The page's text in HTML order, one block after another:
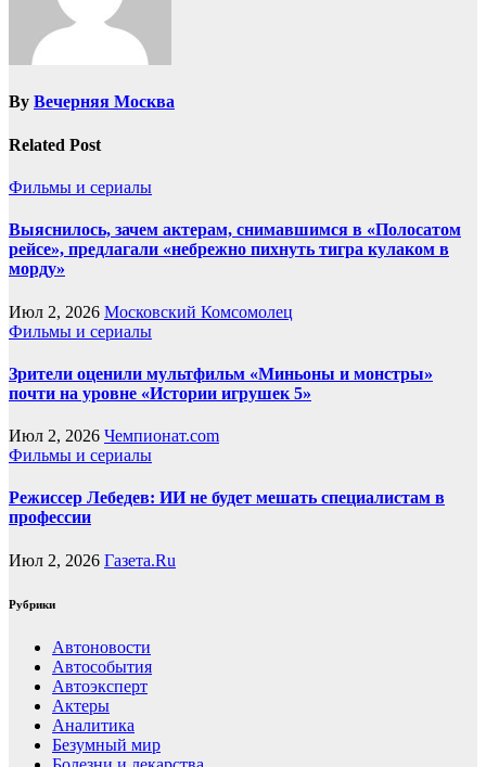
By Вечерняя Москва
Related Post
Фильмы и сериалы
Выяснилось, зачем актерам, снимавшимся в «Полосатом
рейсе», предлагали «небрежно пихнуть тигра кулаком в
морду»
Июл 2, 2026 Московский Комсомолец
Фильмы и сериалы
Зрители оценили мультфильм «Миньоны и монстры»
почти на уровне «Истории игрушек 5»
Июл 2, 2026 Чемпионат.com
Фильмы и сериалы
Режиссер Лебедев: ИИ не будет мешать специалистам в
профессии
Июл 2, 2026 Газета.Ru
Рубрики
Автоновости
Автособытия
Автоэксперт
Актеры
Аналитика
Безумный мир